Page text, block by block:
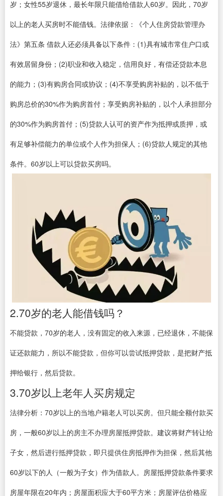
岁；女性55岁退休，最长年限只能借给借款人60岁。因此，70岁
以上的老人买房时不能借钱。法律依据：《个人住房贷款管理办
法》第五条 借款人还必须具备以下条件：(1)具有城市常住户口或
有效居留身份；(2)职业和收入稳定，信用良好，有偿还贷款本息
的能力；(3)有购房合同或协议；(4)不享受购房补贴的，以不低于
购房总价的30%作为购房首付；享受购房补贴的，以个人承担部分
的30%作为购房首付；(5)贷款人认可的资产作为抵押或质押，或
有足够补偿能力的单位或个人作为担保人；(6)贷款人规定的其他
条件。60岁以上可以贷款买房吗。
2.70岁的老人能借钱吗？
不能贷款，70岁的老人，没有固定的收入来源，已经退休，不能保
证还款能力，所以不能贷款，但你可以尝试抵押贷款，是把财产抵
押给银行，然后贷款。
3.70岁以上老年人买房规定
法律分析：70岁以上的当地户籍老人可以买房。但只能全额付款买
房，一般60岁以上的房主不办理房屋抵押贷款。建议将财产转让给
子女，然后进行抵押贷款，即只提供住房抵押作为担保，然后其他
60岁以下的人（一般为子女）作为借款人。房屋抵押贷款条件要求
房屋年限在20年内；房屋面积应大于60平方米；房屋评估价格应